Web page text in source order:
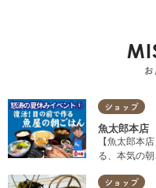
ショップ
魚太郎本店
【魚太郎本
る、本気の
ショップ